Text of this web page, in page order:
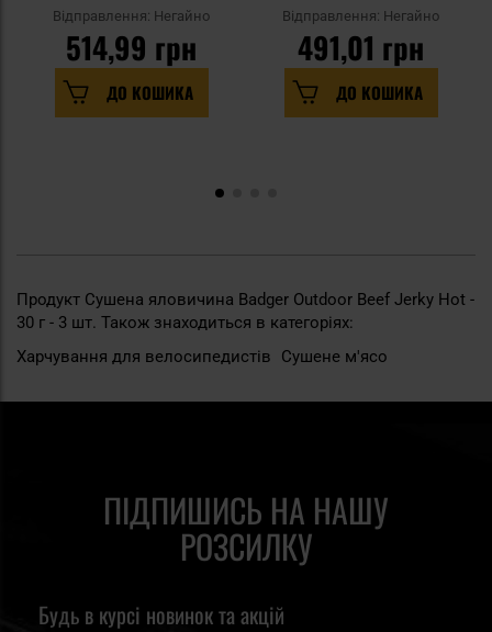
50 г - 2 шт.
Відправлення: Негайно
514,99 грн
ДО КОШИКА
шт.
Відправлення: Негайно
491,01 грн
ДО КОШИКА
Продукт Сушена яловичина Badger Outdoor Beef Jerky Hot -
30 г - 3 шт. Також знаходиться в категоріях:
Харчування для велосипедистів
Сушене м'ясо
ПІДПИШИСЬ НА НАШУ
РОЗСИЛКУ
Будь в курсі новинок та акцій